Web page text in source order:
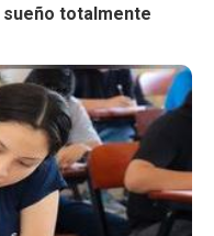
totalmente